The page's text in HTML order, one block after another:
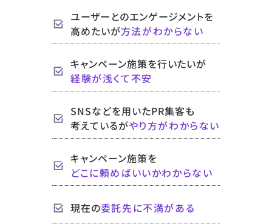
ユーザーとのエンゲージメントを
高めたいが方法がわからない
キャンペーン施策を行いたいが
経験が浅くて不安
SNSなどを用いたPR集客も
考えているがやり方がわからない
キャンペーン施策を
どこに頼めばいいかわからない
現在の委託先に不満がある